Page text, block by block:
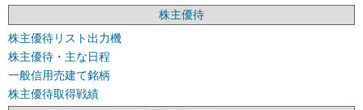
株主優待
株主優待リスト出力機
株主優待・主な日程
一般信用売建て銘柄
株主優待取得戦績